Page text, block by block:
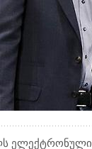
ელექტრონული